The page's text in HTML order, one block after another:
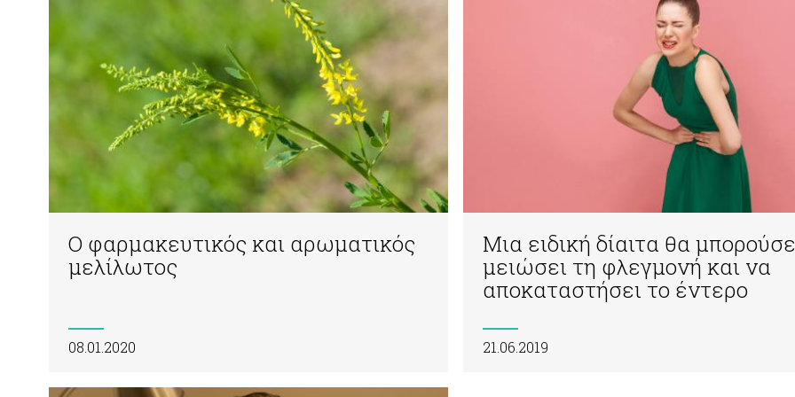
Ο φαρμακευτικός και αρωματικός
μελίλωτος
08.01.2020
Μια ειδική δίαιτα θα
μειώσει τη φλεγμονή και να
αποκαταστήσει το έντερο
21.06.2019